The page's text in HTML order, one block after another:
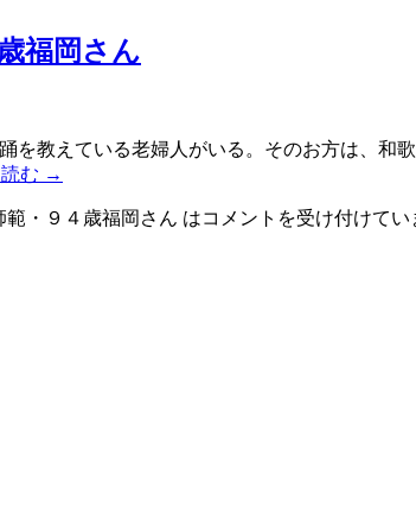
福岡さん
を教えている老婦人がいる。そのお方は、和
む →
・９４歳福岡さん はコメントを受け付けてい